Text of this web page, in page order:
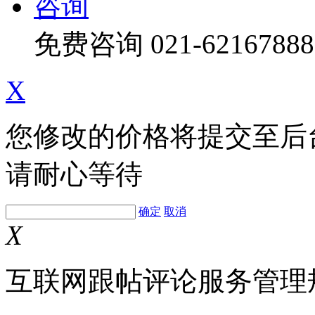
免费咨询 021-62167888
X
您修改的价格将提交至
请耐心等待
确定 取消
X
互联网跟帖评论服务管理